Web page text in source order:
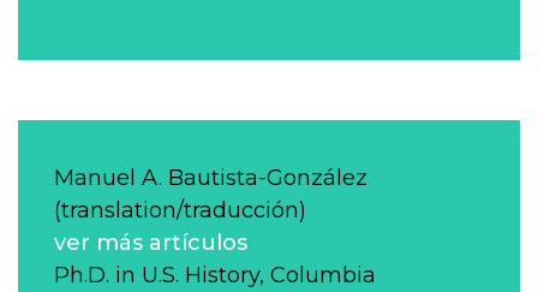
Manuel A. Bautista-González
(translation/traducción)
ver más artículos
Ph.D. in U.S. History, Columbia